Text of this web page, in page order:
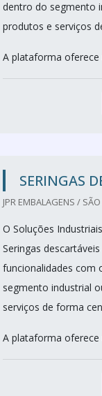
dentro do segmento
produtos e serviços
A plataforma oferece
SERINGAS
JPR EMBALAGENS /
O Soluções
Seringas
funcionalidades com
segmento industrial
serviços de forma
A plataforma oferece